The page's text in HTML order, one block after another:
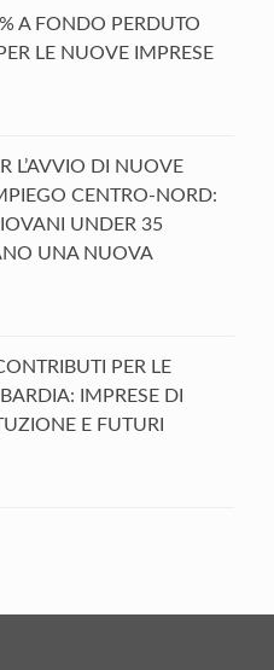
A FONDO PERDUTO
LE NUOVE IMPRESE
L’AVVIO DI NUOVE
CENTRO-NORD:
UNDER 35
UNA NUOVA
PER LE
IMPRESE DI
E FUTURI